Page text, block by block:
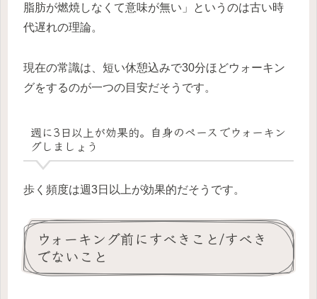
脂肪が燃焼しなくて意味が無い」というのは古い時
代遅れの理論。
現在の常識は、短い休憩込みで30分ほどウォーキン
グをするのが一つの目安だそうです。
週に3日以上が効果的。自身のペースでウォーキン
グしましょう
歩く頻度は週3日以上が効果的だそうです。
ウォーキング前にすべきこと/すべき
でないこと